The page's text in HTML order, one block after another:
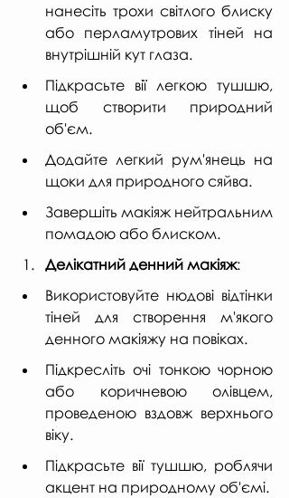
нанесіть трохи світлого блиску
або перламутрових тіней на
внутрішній кут глаза.
Підкрасьте вії легкою тушшю,
щоб створити природний
об'єм.
Додайте легкий рум'янець на
щоки для природного сяйва.
Завершіть макіяж нейтральним
помадою або блиском.
Делікатний денний макіяж:
Використовуйте нюдові відтінки
тіней для створення м'якого
денного макіяжу на повіках.
Підкресліть очі тонкою чорною
або коричневою олівцем,
проведеною вздовж верхнього
віку.
Підкрасьте вії тушшю, роблячи
акцент на природному об'ємі.